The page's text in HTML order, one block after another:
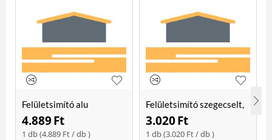
Felületsimító alu
erősített, rome 400 mm
Soft
4.889Ft
1 db (4.889 Ft/ db )
Felületsimító szegecselt,
rome 400mm
3.020Ft
1 db (3.020 Ft/ db )